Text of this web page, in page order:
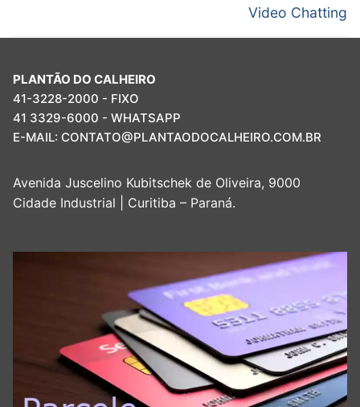
Video Chatting
PLANTÃO DO CALHEIRO
41-3228-2000 - FIXO
41 3329-6000 - WHATSAPP
E-MAIL: CONTATO@PLANTAODOCALHEIRO.COM.BR
Avenida Juscelino Kubitschek de Oliveira, 9000
Cidade Industrial | Curitiba – Paraná.